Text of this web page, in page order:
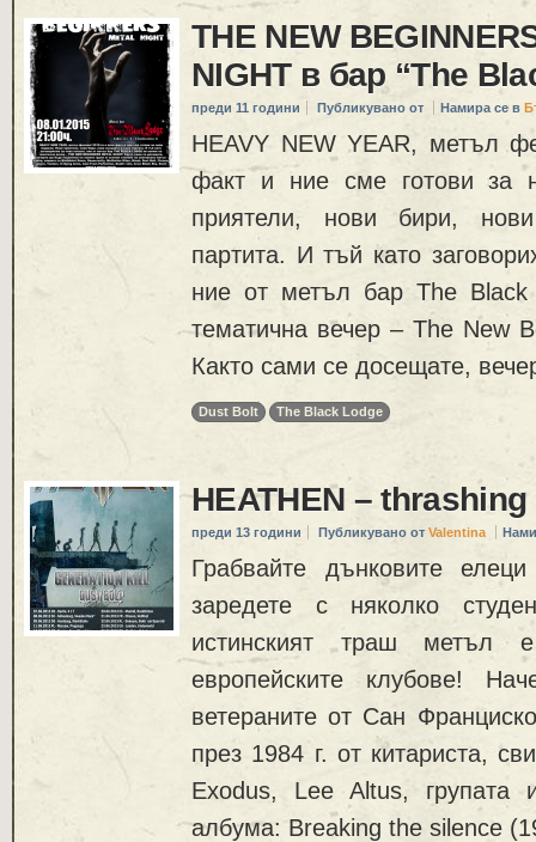
THE NEW
NIGHT в бар “The
преди 11 години Публикувано от Намира се в
HEAVY NEW YEAR, метъл
факт и ние сме готови за
приятели, нови бири,
партита. И тъй като
ние от метъл бар The
тематична вечер – The New
Както сами се досещате,
Dust Bolt The Black Lodge
HEATHEN –
преди 13 години Публикувано от Valentina
Грабвайте дънковите
заредете с няколко
истинският траш метъл
европейските клубове!
ветераните от Сан
през 1984 г. от китариста,
Exodus, Lee Altus, групата
албума: Breaking the silence